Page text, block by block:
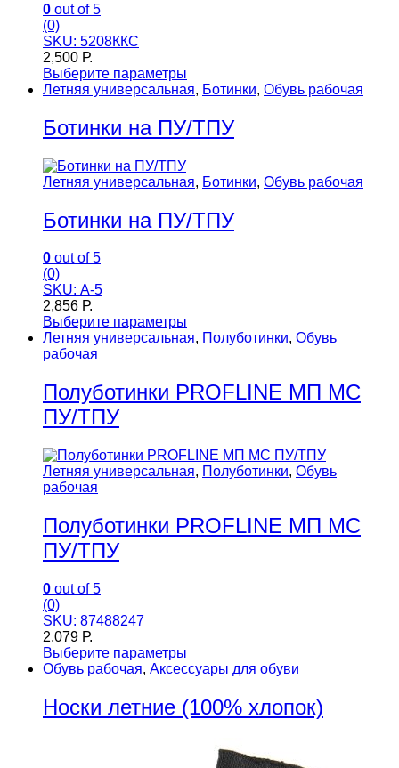
0 out of 5
(0)
SKU: 5208ККС
2,500 Р.
Выберите параметры
Летняя универсальная, Ботинки, Обувь рабочая
Ботинки на ПУ/ТПУ
Летняя универсальная, Ботинки, Обувь рабочая
Ботинки на ПУ/ТПУ
0 out of 5
(0)
SKU: А-5
2,856 Р.
Выберите параметры
Летняя универсальная, Полуботинки, Обувь
рабочая
Полуботинки PROFLINE МП МС
ПУ/ТПУ
Летняя универсальная, Полуботинки, Обувь
рабочая
Полуботинки PROFLINE МП МС
ПУ/ТПУ
0 out of 5
(0)
SKU: 87488247
2,079 Р.
Выберите параметры
Обувь рабочая, Аксессуары для обуви
Носки летние (100% хлопок)